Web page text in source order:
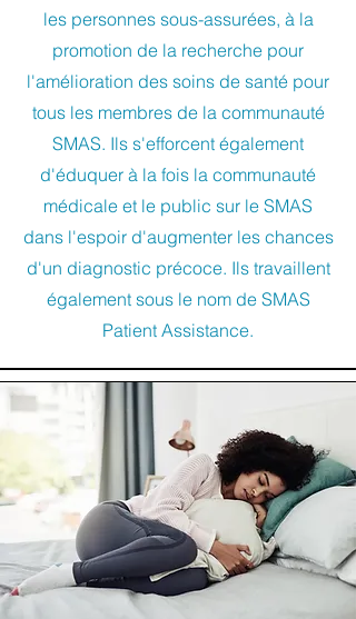
les personnes sous-assurées, à la
promotion de la recherche pour
l'amélioration des soins de santé pour
tous les membres de la communauté
SMAS. Ils s'efforcent également
d'éduquer à la fois la communauté
médicale et le public sur le SMAS
dans l'espoir d'augmenter les chances
d'un diagnostic précoce. Ils travaillent
également sous le nom de SMAS
Patient Assistance.